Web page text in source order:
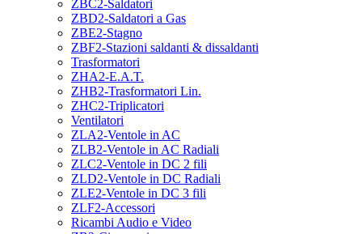
ZBC2-Saldatori
ZBD2-Saldatori a Gas
ZBE2-Stagno
ZBF2-Stazioni saldanti & dissaldanti
Trasformatori
ZHA2-E.A.T.
ZHB2-Trasformatori Lin.
ZHC2-Triplicatori
Ventilatori
ZLA2-Ventole in AC
ZLB2-Ventole in AC Radiali
ZLC2-Ventole in DC 2 fili
ZLD2-Ventole in DC Radiali
ZLE2-Ventole in DC 3 fili
ZLF2-Accessori
Ricambi Audio e Video